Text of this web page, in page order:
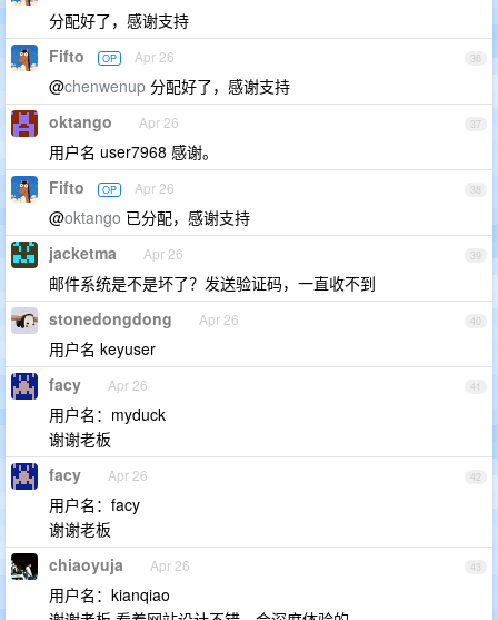
分配好了，感谢支持
36
Fifto OP Apr 26
@chenwenup 分配好了，感谢支持
37
oktango Apr 26
用户名 user7968 感谢。
38
Fifto OP Apr 26
@oktango 已分配，感谢支持
39
jacketma Apr 26
邮件系统是不是坏了？发送验证码，一直收不到
40
stonedongdong Apr 26
用户名 keyuser
41
facy Apr 26
用户名：myduck
谢谢老板
42
facy Apr 26
用户名：facy
谢谢老板
43
chiaoyuja Apr 26
用户名：kianqiao